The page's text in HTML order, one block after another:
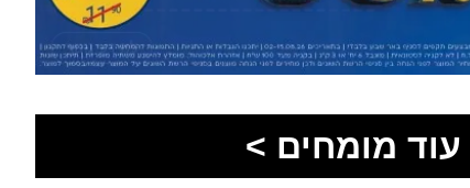
עוד מומחים >